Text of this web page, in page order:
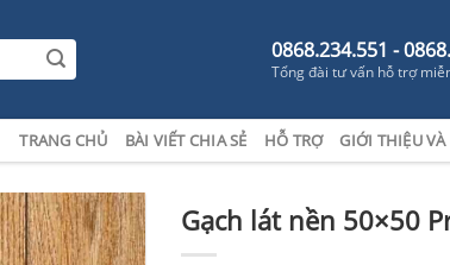
0868.234.551 -
Tổng đài tư vấn hỗ trợ
TRANG CHỦ BÀI VIẾT CHIA SẺ HỖ TRỢ GIỚI THIỆU
Gạch lát nền 50×50